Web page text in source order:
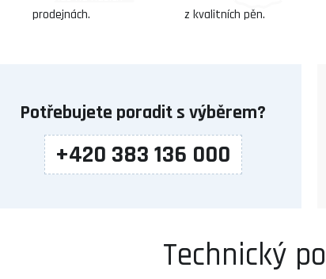
prodejnách.
z kvalitních pěn.
Potřebujete poradit s výběrem?
+420 383 136 000
Technický